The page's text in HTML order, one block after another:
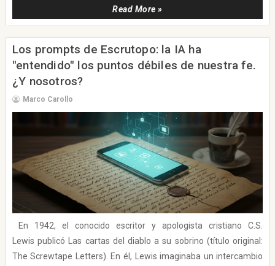
Read More »
Los prompts de Escrutopo: la IA ha
"entendido" los puntos débiles de nuestra fe.
¿Y nosotros?
Marco Carollo
En 1942, el conocido escritor y apologista cristiano C.S.
Lewis publicó Las cartas del diablo a su sobrino (título original:
The Screwtape Letters). En él, Lewis imaginaba un intercambio